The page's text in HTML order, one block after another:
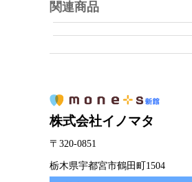
関連商品
株式会社イノマタ
〒320-0851
栃木県宇都宮市鶴田町1504